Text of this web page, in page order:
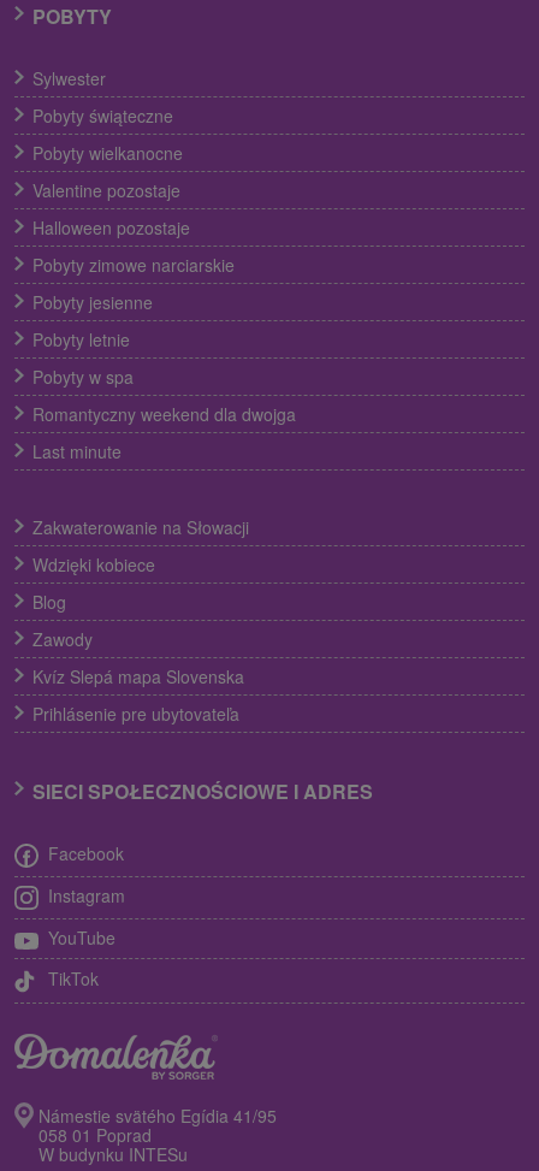
POBYTY
Sylwester
Pobyty świąteczne
Pobyty wielkanocne
Valentine pozostaje
Halloween pozostaje
Pobyty zimowe narciarskie
Pobyty jesienne
Pobyty letnie
Pobyty w spa
Romantyczny weekend dla dwojga
Last minute
Zakwaterowanie na Słowacji
Wdzięki kobiece
Blog
Zawody
Kvíz Slepá mapa Slovenska
Prihlásenie pre ubytovateľa
SIECI SPOŁECZNOŚCIOWE I ADRES
Facebook
Instagram
YouTube
TikTok
Námestie svätého Egídia 41/95
058 01 Poprad
W budynku INTESu